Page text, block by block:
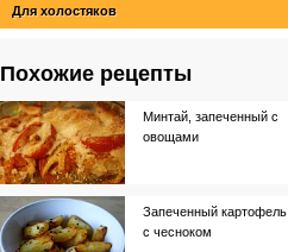
Для холостяков
Похожие рецепты
Минтай, запеченный с
овощами
Запеченный картофель
с чесноком